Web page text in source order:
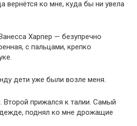
вернётся ко мне, куда бы ни увела
Харпер — безупречно
с пальцами, крепко
дети уже были возле меня.
Второй прижался к талии. Самый
поднял ко мне дрожащие